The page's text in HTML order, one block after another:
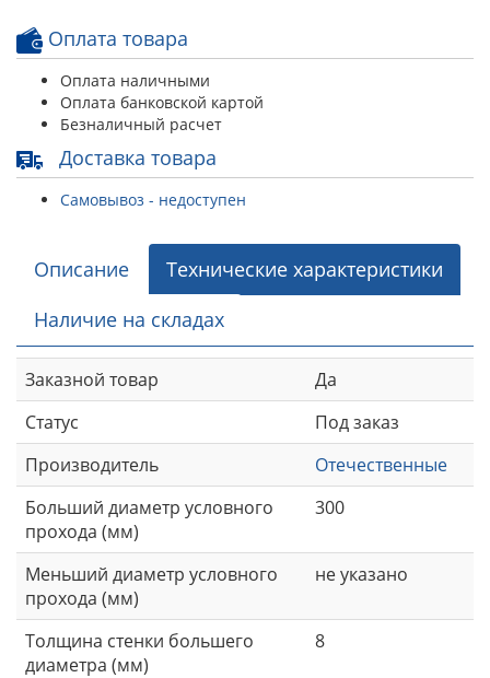
Оплата товара
Оплата наличными
Оплата банковской картой
Безналичный расчет
Доставка товара
Самовывоз - недоступен
Описание
Технические характеристики
Наличие на складах
Заказной товар
Да
Статус
Под заказ
Производитель
Отечественные
Больший диаметр условного
прохода (мм)
300
Меньший диаметр условного
прохода (мм)
не указано
Толщина стенки большего
диаметра (мм)
8